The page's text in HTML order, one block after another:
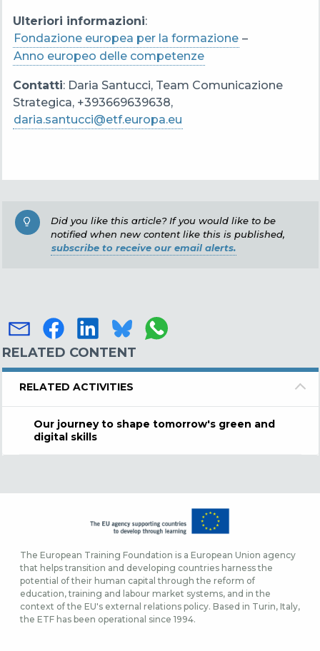
Ulteriori informazioni:
Fondazione europea per la formazione –
Anno europeo delle competenze
Contatti: Daria Santucci, Team Comunicazione
Strategica, +393669639638,
daria.santucci@etf.europa.eu
Did you like this article? If you would like to be
notified when new content like this is published,
subscribe to receive our email alerts.
RELATED CONTENT
RELATED ACTIVITIES
Our journey to shape tomorrow's green and
digital skills
The European Training Foundation is a European Union agency
that helps transition and developing countries harness the
potential of their human capital through the reform of
education, training and labour market systems, and in the
context of the EU's external relations policy. Based in Turin, Italy,
the ETF has been operational since 1994.